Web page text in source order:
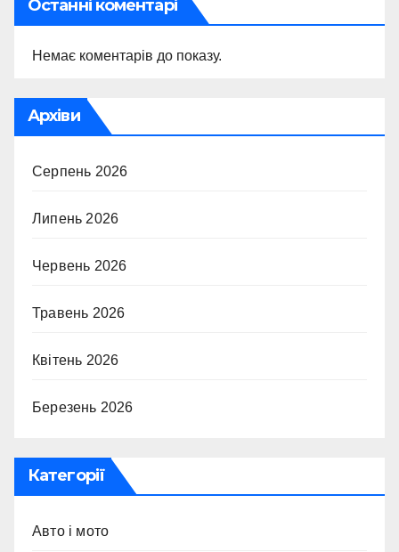
Останні коментарі
Немає коментарів до показу.
Архіви
Серпень 2026
Липень 2026
Червень 2026
Травень 2026
Квітень 2026
Березень 2026
Категорії
Авто і мото